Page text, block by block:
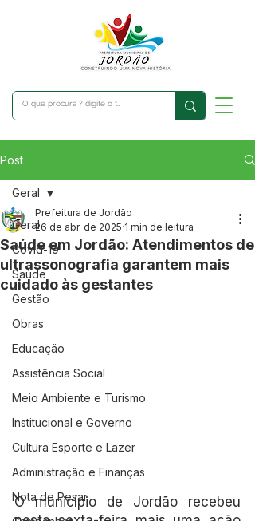
Post
Geral
Covid-19
Saúde
Gestão
Obras
Educação
Assistência Social
Meio Ambiente e Turismo
Institucional e Governo
Cultura Esporte e Lazer
Administração e Finanças
Nota de Pesar
Geral
Saúde em Jordão: Atendimentos de
ultrassonografia garantem mais
cuidado às gestantes
Prefeitura de Jordão
26 de abr. de 2025 1 min de leitura
O município de Jordão recebeu